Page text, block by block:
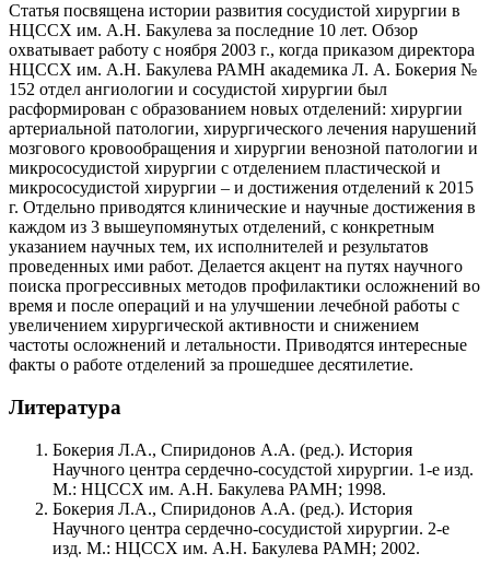
Статья посвящена истории развития сосудистой хирургии в
НЦССХ им. А.Н. Бакулева за последние 10 лет. Обзор
охватывает работу с ноября 2003 г., когда приказом директора
НЦССХ им. А.Н. Бакулева РАМН академика Л. А. Бокерия №
152 отдел ангиологии и сосудистой хирургии был
расформирован с образованием новых отделений: хирургии
артериальной патологии, хирургического лечения нарушений
мозгового кровообращения и хирургии венозной патологии и
микрососудистой хирургии с отделением пластической и
микрососудистой хирургии – и достижения отделений к 2015
г. Отдельно приводятся клинические и научные достижения в
каждом из 3 вышеупомянутых отделений, с конкретным
указанием научных тем, их исполнителей и результатов
проведенных ими работ. Делается акцент на путях научного
поиска прогрессивных методов профилактики осложнений во
время и после операций и на улучшении лечебной работы с
увеличением хирургической активности и снижением
частоты осложнений и летальности. Приводятся интересные
факты о работе отделений за прошедшее десятилетие.
Литература
Бокерия Л.А., Спиридонов А.А. (ред.). История
Научного центра сердечно-сосудстой хирургии. 1-е изд.
М.: НЦССХ им. А.Н. Бакулева РАМН; 1998.
Бокерия Л.А., Спиридонов А.А. (ред.). История
Научного центра сердечно-сосудистой хирургии. 2-е
изд. М.: НЦССХ им. А.Н. Бакулева РАМН; 2002.